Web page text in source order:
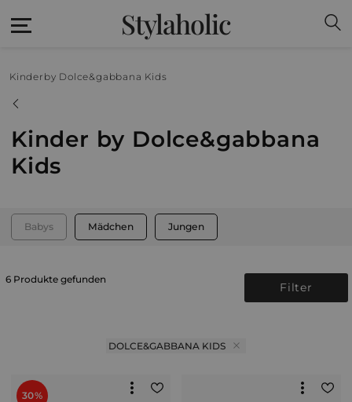
Stylaholic
Kinder by Dolce&gabbana Kids
Kinder by Dolce&gabbana
Kids
Babys Mädchen Jungen
6 Produkte gefunden
Filter
DOLCE&GABBANA KIDS
30%